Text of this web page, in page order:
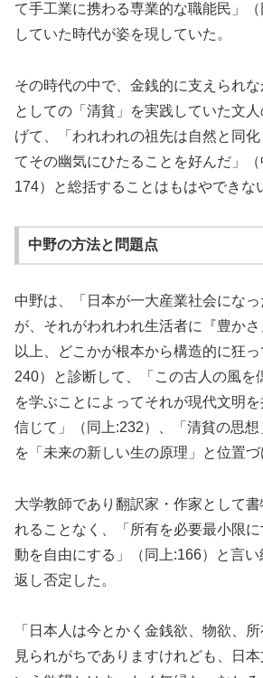
て手工業に携わる専業的な職能民」
していた時代が姿を現していた。
その時代の中で、金銭的に支えられ
としての「清貧」を実践していた文
げて、「われわれの祖先は自然と同
てその幽気にひたることを好んだ」（
174）と総括することはもはやできな
中野の方法と問題点
中野は、「日本が一大産業社会にな
が、それがわれわれ生活者に『豊か
以上、どこかが根本から構造的に狂っ
240）と診断して、「この古人の風を
を学ぶことによってそれが現代文明
信じて」（同上:232）、「清貧の思
を「未来の新しい生の原理」と位置づ
大学教師であり翻訳家・作家として
れることなく、「所有を必要最小限
動を自由にする」（同上:166）と言い
返し否定した。
「日本人は今とかく金銭欲、物欲、
見られがちでありますけれども、日